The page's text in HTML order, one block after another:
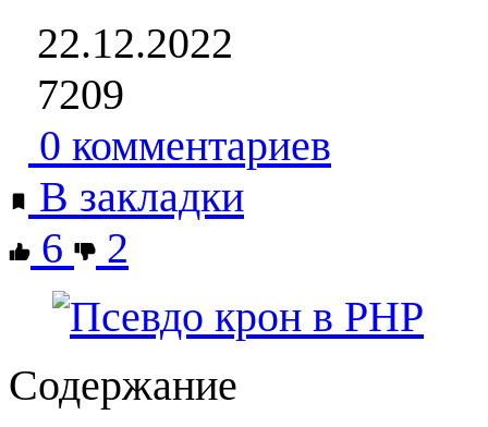
22.12.2022
7209
0 комментариев
В закладки
6
2
Содержание